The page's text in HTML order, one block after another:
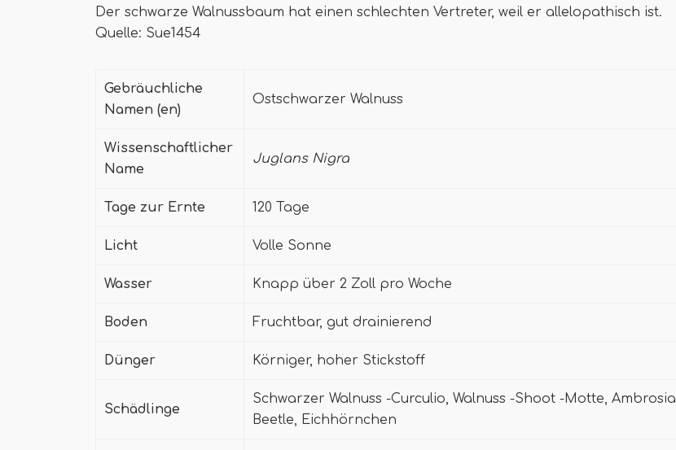
Der schwarze Walnussbaum hat einen schlechten Vertreter, weil er allelopathisch ist.
Quelle: Sue1454
Gebräuchliche
Namen (en)
Ostschwarzer Walnuss
Wissenschaftlicher
Name
Juglans Nigra
Tage zur Ernte 120 Tage
Licht Volle Sonne
Wasser Knapp über 2 Zoll pro Woche
Boden Fruchtbar, gut drainierend
Dünger Körniger, hoher Stickstoff
Schädlinge
Schwarzer Walnuss -Curculio, Walnuss -Shoot -Motte, Ambrosia
Beetle, Eichhörnchen